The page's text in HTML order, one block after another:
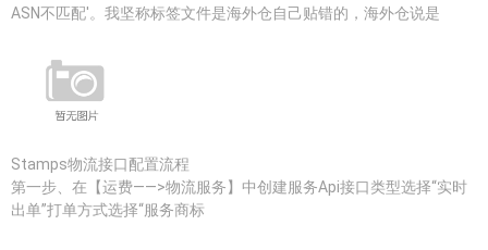
ASN不匹配'。我坚称标签文件是海外仓自己贴错的，海外仓说是
Stamps物流接口配置流程
第一步、在【运费——>物流服务】中创建服务Api接口类型选择“实时
出单”打单方式选择“服务商标